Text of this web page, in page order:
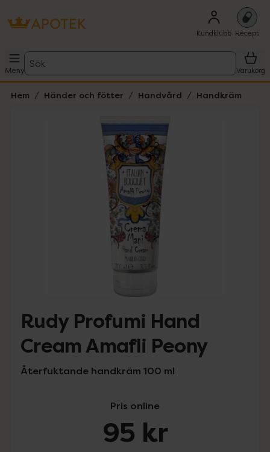
Kundklubb Recept
Meny
Sök
Varukorg
Hem Händer och fötter Handvård Handkräm
Lista: . Innehåller 1 objekt.
Rudy Profumi Hand
Cream Amafli Peony
Återfuktande handkräm 100 ml
Pris online
95 kr